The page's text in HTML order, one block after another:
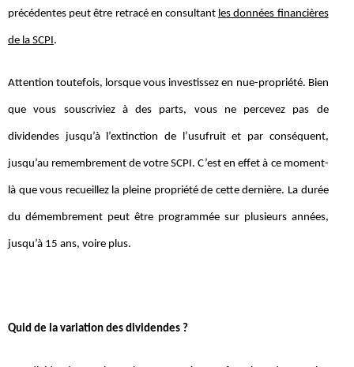
précédentes peut être retracé en consultant les données financières
de la SCPI.
Attention toutefois, lorsque vous investissez en nue-propriété. Bien
que vous souscriviez à des parts, vous ne percevez pas de
dividendes jusqu’à l’extinction de l’usufruit et par conséquent,
jusqu’au remembrement de votre SCPI. C’est en effet à ce moment-
là que vous recueillez la pleine propriété de cette dernière. La durée
du démembrement peut être programmée sur plusieurs années,
jusqu’à 15 ans, voire plus.
Quid de la variation des dividendes ?